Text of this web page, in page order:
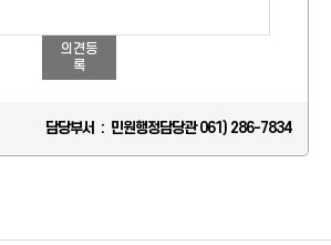
의견등
록
담당부서 : 민원행정담당관 061) 286-7834